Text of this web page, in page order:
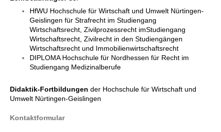
HfWU Hochschule für Wirtschaft und Umwelt Nürtingen-
Geislingen für Strafrecht im Studiengang
Wirtschaftsrecht, Zivilprozessrecht imStudiengang
Wirtschaftsrecht, Zivilrecht in den Studiengängen
Wirtschaftsrecht und Immobilienwirtschaftsrecht
DIPLOMA Hochschule für Nordhessen für Recht im
Studiengang Medizinalberufe
Didaktik-Fortbildungen der Hochschule für Wirtschaft und
Umwelt Nürtingen-Geislingen
Kontaktformular